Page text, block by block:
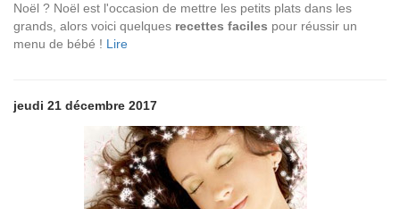
Noël ? Noël est l'occasion de mettre les petits plats dans les
grands, alors voici quelques recettes faciles pour réussir un
menu de bébé ! Lire
jeudi 21 décembre 2017